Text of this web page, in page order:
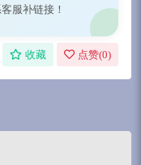
服补链接！
收藏 点赞(0)